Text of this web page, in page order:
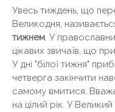
Увесь тиждень, що
Великодня,
тижнем. У
цікавих звичаїв, що
У дні "білої тижня"
четверга закінчити
самому вмитися.
на цілий рік. У